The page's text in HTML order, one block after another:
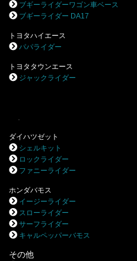
ブギーライダーワゴン車ベース
ブギーライダー DA17
トヨタハイエース
パパライダー
トヨタタウンエース
ジャックライダー
.
ダイハツゼット
シェルキット
ロックライダー
ファニーライダー
ホンダバモス
イージーライダー
スローライダー
サーフライダー
キャルペッパーバモス
その他